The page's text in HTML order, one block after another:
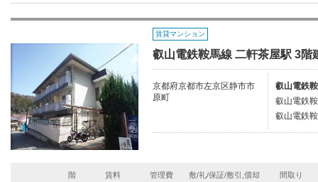
賃貸マンション
叡山電鉄鞍馬線 二軒茶屋駅 3階
京都府京都市左京区静市市
原町
叡山電鉄
叡山電鉄
叡山電鉄
階 賃料 管理費 敷/礼/保証/敷引,償却 間取り